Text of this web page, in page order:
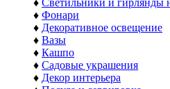
♦ Светильники и гирлянды
♦ Фонари
♦ Декоративное освещение
♦ Вазы
♦ Кашпо
♦ Садовые украшения
♦ Декор интерьера